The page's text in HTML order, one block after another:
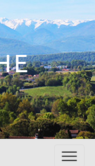
Menu